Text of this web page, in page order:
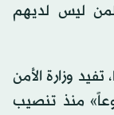
ليس لديهم
وزارة الأمن
منذ تنصيب